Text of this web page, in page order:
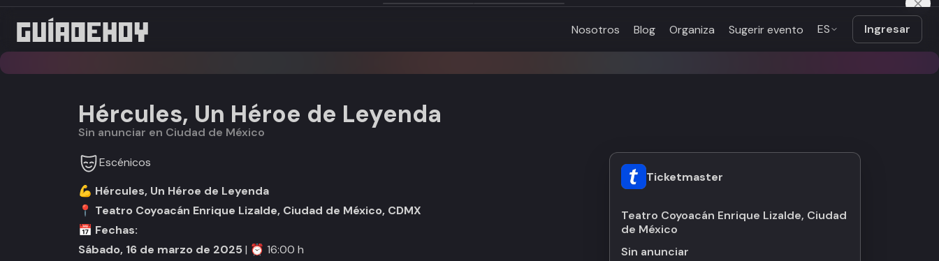
Nosotros Blog Organiza Sugerir evento ES Ingresar
Hércules, Un Héroe de Leyenda
Sin anunciar en Ciudad de México
Escénicos
💪 Hércules, Un Héroe de Leyenda
📍 Teatro Coyoacán Enrique Lizalde, Ciudad de México, CDMX
📅 Fechas:
Sábado, 16 de marzo de 2025| ⏰ 16:00 h
Ticketmaster
Teatro Coyoacán Enrique Lizalde, Ciudad
de México
Sin anunciar